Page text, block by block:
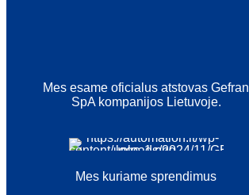
Mes esame oficialus atstovas Gefran
SpA kompanijos Lietuvoje.
Mes kuriame sprendimus